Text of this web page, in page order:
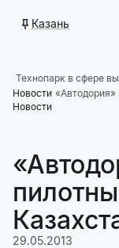
Казань
Технопарк в сфере
Новости «Автодория»
Новости
29.05.2013